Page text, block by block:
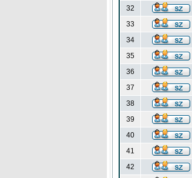
32
33
34
35
36
37
38
39
40
41
42